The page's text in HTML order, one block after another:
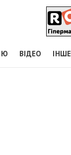
ВІДЕО ІНШЕ